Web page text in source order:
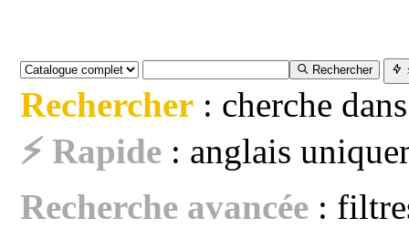
Rechercher
Rechercher : cherche
⚡ Rapide : anglais
Recherche avancée :